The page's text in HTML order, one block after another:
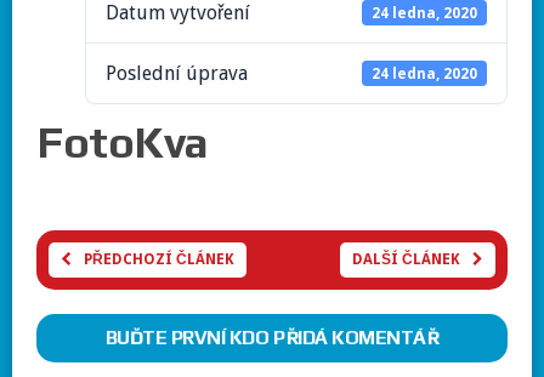
Datum vytvoření 24 ledna, 2020
Poslední úprava 24 ledna, 2020
FotoKva
PŘEDCHOZÍ ČLÁNEK DALŠÍ ČLÁNEK
BUĎTE PRVNÍ KDO PŘIDÁ KOMENTÁŘ